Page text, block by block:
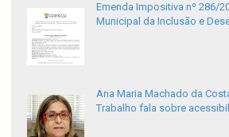
Emenda Impositiva nº 286/
Municipal da Inclusão e
Ana Maria Machado da
Trabalho fala sobre